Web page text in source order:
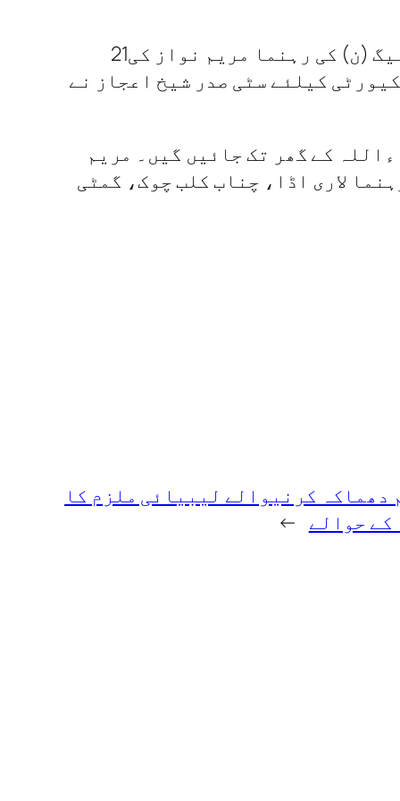
فیصل آباد:مریم نواز نے حکومت سے فیصل آباد جانے کے لیے سیکورٹی مانگ لی. مسلم لیگ (ن) کی رہنما مریم نواز کی21
کیلئے سٹی صدر شیخ اعجاز نے
سے رانا ثناءاللہ کے گھر تک جائیں گیں۔ مریم
لاری اڈا، چناب کلب چوک، گمٹی
دھماکہ کرنیوالے لیبیائی ملزم کا
کے حوالے →